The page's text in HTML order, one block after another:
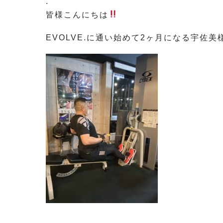
皆様こんにちは
EVOLVE.に通い始めて2ヶ月になる宇佐美